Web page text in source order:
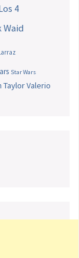
4
Waid
Star Wars
TaylorValerio